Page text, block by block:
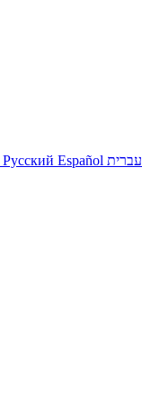
Русский Español עברית